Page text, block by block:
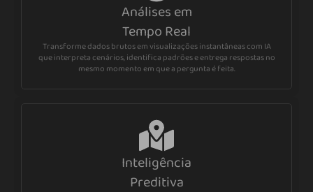
Análises em
Tempo Real
Transforme dados brutos em visualizações instantâneas com IA
que interpreta cenários, identifica padrões e entrega respostas no
mesmo momento em que a pergunta é feita.
Inteligência
Preditiva